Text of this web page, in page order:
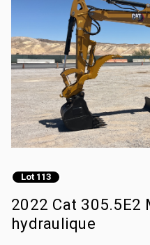
Lot 113
2022 Cat 305.5E2
hydraulique